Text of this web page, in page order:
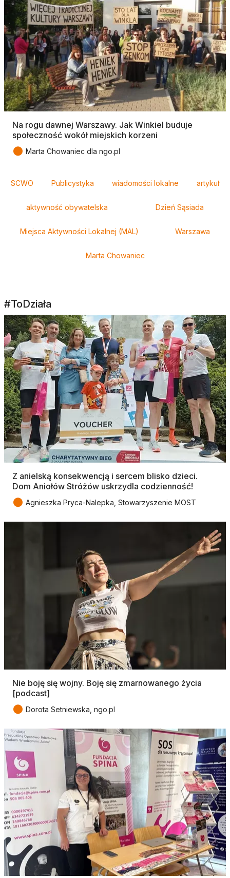
Na rogu dawnej Warszawy. Jak Winkiel buduje
społeczność wokół miejskich korzeni
● Marta Chowaniec dla ngo.pl
SCWO Publicystyka wiadomości lokalne artykuł
aktywność obywatelska Dzień Sąsiada
Miejsca Aktywności Lokalnej (MAL) Warszawa
Marta Chowaniec
#ToDziała
Z anielską konsekwencją i sercem blisko dzieci.
Dom Aniołów Stróżów uskrzydla codzienność!
● Agnieszka Pryca-Nalepka, Stowarzyszenie MOST
Nie boję się wojny. Boję się zmarnowanego życia
[podcast]
● Dorota Setniewska, ngo.pl